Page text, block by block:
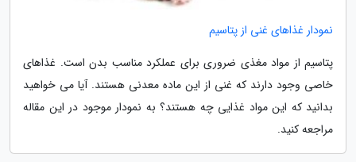
نمودار غذاهای غنی از پتاسیم
پتاسیم از مواد مغذی ضروری برای عملکرد مناسب بدن است. غذاهای
خاصی وجود دارند که غنی از این ماده معدنی هستند. آیا می خواهید
بدانید که این مواد غذایی چه هستند؟ به نمودار موجود در این مقاله
مراجعه کنید.